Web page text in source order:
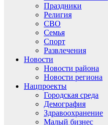
Праздники
Религия
СВО
Семья
Спорт
Развлечения
Новости
Новости района
Новости региона
Нацпроекты
Городская среда
Демография
Здравоохранение
Малый бизнес